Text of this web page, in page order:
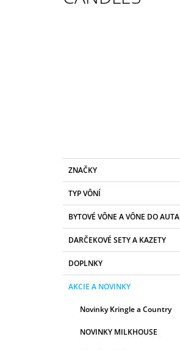
kategórie
K
A
T
G
Ó
R
E
ZNAČKY
TYP VÔNÍ
BYTOVÉ VÔNE A VÔNE DO AUTA
DARČEKOVÉ SETY A KAZETY
DOPLNKY
AKCIE A NOVINKY
Novinky Kringle a Country
NOVINKY MILKHOUSE